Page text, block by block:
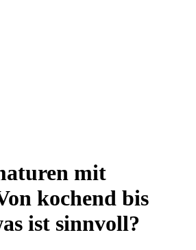
mit
kochend bis
ist sinnvoll?